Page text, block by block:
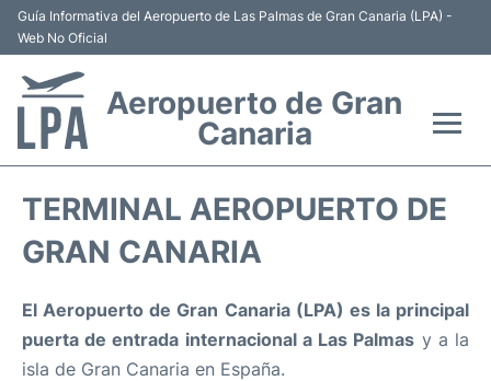
Guía Informativa del Aeropuerto de Las Palmas de Gran Canaria (LPA) -
Web No Oficial
Aeropuerto de Gran
Canaria
Aerolíneas
Hoteles
TERMINAL AEROPUERTO DE
GRAN CANARIA
El Aeropuerto de Gran Canaria (LPA) es la principal
puerta de entrada internacional a Las Palmas y a la
isla de Gran Canaria en España.